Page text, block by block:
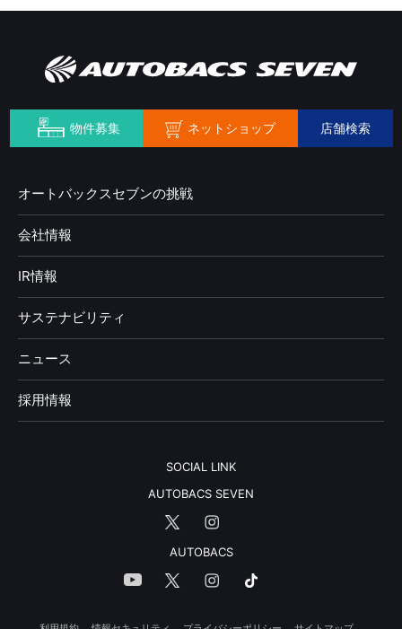
物件募集 ネットショップ 店舗検索
オートバックスセブンの挑戦
会社情報
IR情報
サステナビリティ
ニュース
採用情報
SOCIAL LINK
AUTOBACS SEVEN
AUTOBACS